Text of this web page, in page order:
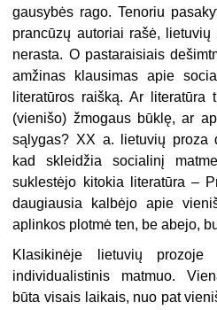
gausybės rago. Tenoriu
prancūzų autoriai rašė,
nerasta. O pastaraisiais
amžinas klausimas apie
literatūros raišką. Ar
(vienišo) žmogaus būklę, ar
sąlygas? XX a. lietuvių proza
kad skleidžia socialinį
suklestėjo kitokia literatūra –
daugiausia kalbėjo apie
aplinkos plotmė ten, be abejo,
Klasikinėje lietuvių prozoje
individualistinis matmuo.
būta visais laikais, nuo pat